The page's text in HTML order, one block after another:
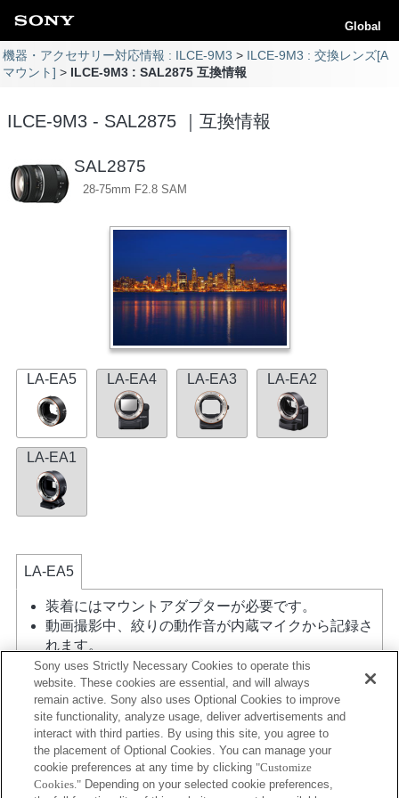
Global
機器・アクセサリー対応情報 : ILCE-9M3
ILCE-9M3 : 交換レンズ[A
マウント]
ILCE-9M3 : SAL2875 互換情報
ILCE-9M3 - SAL2875 ｜互換情報
SAL2875
28-75mm F2.8 SAM
LA-EA5 LA-EA4 LA-EA3 LA-EA2
LA-EA1
LA-EA5
装着にはマウントアダプターが必要です。
動画撮影中、絞りの動作音が内蔵マイクから記録さ
れます。
A（絞り優先）モード、S（シャッター優先）モー
ド、M（マニュアル）モード時以外では、動画撮影
中にシャッタースピードや絞りの設定ができませ
ん。
マウントアダプターを使用して「Aマウントレン
ズ」を装着した場合には、ピントリングを回しても
MFアシスト機能は自動的には起動しません。 「カ
Sony uses Strictly Necessary Cookies to operate this
website. These cookies are essential, and will always
remain active. Sony also uses Optional Cookies to improve
site functionality, analyze usage, deliver advertisements and
interact with third parties. By using this site, you agree to
the placement of Optional Cookies. You can manage your
cookie preferences at any time by clicking "Customize
Cookies." Depending on your selected cookie preferences,